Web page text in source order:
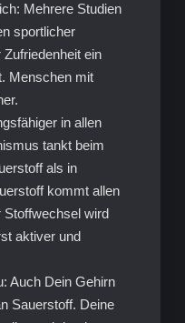
Mehrere Studien
sportlicher
ein
Menschen mit
in allen
tankt beim
als in
kommt allen
Stoffwechsel wird
aktiver und
Auch Dein Gehirn
Sauerstoff. Deine